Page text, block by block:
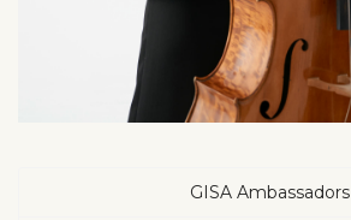
GISA Ambassadors